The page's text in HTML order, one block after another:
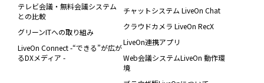
テレビ会議・無料会議システム
との比較
グリーンITへの取り組み
LiveOn Connect -“できる”が広が
るDXメディア -
チャットシステム LiveOn Chat
クラウドカメラ LiveOn RecX
LiveOn連携アプリ
Web会議システムLiveOn 動作環
境